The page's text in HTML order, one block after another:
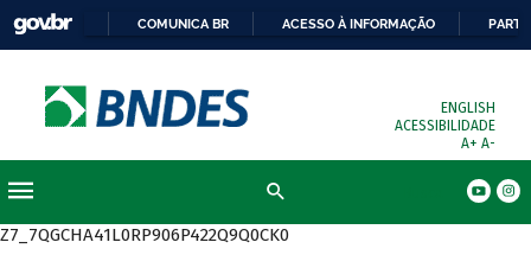
COMUNICA BR ACESSO À INFORMAÇÃO
ENGLISH
ACESSIBILIDADE
A+ A-
Z7_7QGCHA41L0RP906P422Q9Q0CK0